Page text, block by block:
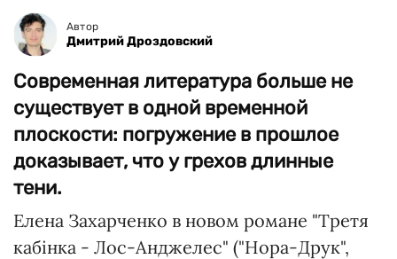
Автор
Дмитрий Дроздовский
Современная литература больше не
существует в одной временной
плоскости: погружение в прошлое
доказывает, что у грехов длинные
тени.
Елена Захарченко в новом романе "Третя
кабінка - Лос-Анджелес" ("Нора-Друк",